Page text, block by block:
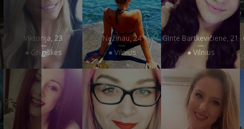
Viktorija, 23
—
● Grigiškės
Nežinau, 24
—
● Vilnius
Ginte Bartkevičienė, 21
—
● Vilnius